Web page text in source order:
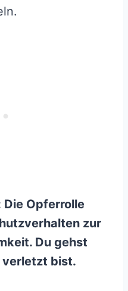
Die Opferrolle
zur
Du gehst
verletzt bist.